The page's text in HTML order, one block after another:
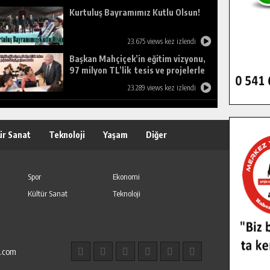
Kurtuluş Bayramımız Kutlu Olsun!
23.675 views kez izlendi
Başkan Mahçiçek’in eğitim vizyonu,
97 milyon TL’lik tesis ve projelerle
23.289 views kez izlendi
Sanat Teknoloji Yaşam Diğer
Spor
Ekonomi
Kültür Sanat
Teknoloji